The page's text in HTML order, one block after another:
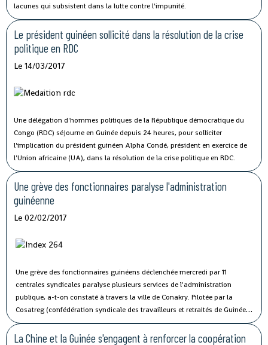
lacunes qui subsistent dans la lutte contre l'impunité.
Le président guinéen sollicité dans la résolution de la crise
politique en RDC
Le 14/03/2017
Une délégation d'hommes politiques de la République démocratique du
Congo (RDC) séjourne en Guinée depuis 24 heures, pour solliciter
l'implication du président guinéen Alpha Condé, président en exercice de
l'Union africaine (UA), dans la résolution de la crise politique en RDC.
Une grève des fonctionnaires paralyse l'administration
guinéenne
Le 02/02/2017
Une grève des fonctionnaires guinéens déclenchée mercredi par 11
centrales syndicales paralyse plusieurs services de l'administration
publique, a-t-on constaté à travers la ville de Conakry. Pilotée par la
Cosatreg (confédération syndicale des travailleurs et retraités de Guinée)
et 10 centrales syndicales, la grève générale d'avertissement de 7 jours
vise à protester contre les mauvaises conditions de vie et de travail des
La Chine et la Guinée s'engagent à renforcer la coopération